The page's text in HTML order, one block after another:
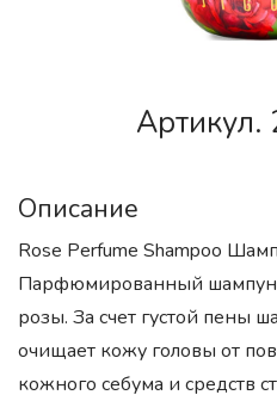
Артикул.
Описание
Rose Perfume Shampoo
Парфюмированный шампунь
розы. За счет густой пены
очищает кожу головы от
кожного себума и средств